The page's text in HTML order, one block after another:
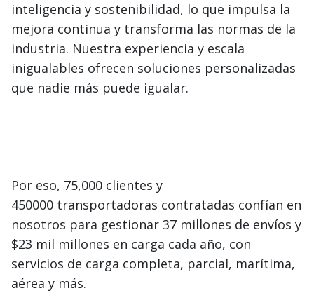
inteligencia y sostenibilidad, lo que impulsa la
mejora continua y transforma las normas de la
industria. Nuestra experiencia y escala
inigualables ofrecen soluciones personalizadas
que nadie más puede igualar.
Por eso, 75,000 clientes y
450000 transportadoras contratadas confían en
nosotros para gestionar 37 millones de envíos y
$23 mil millones en carga cada año, con
servicios de carga completa, parcial, marítima,
aérea y más.